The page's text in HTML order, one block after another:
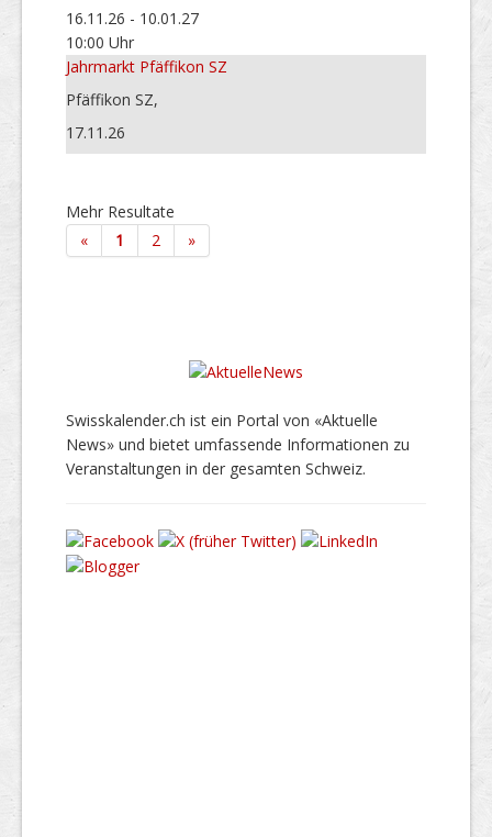
16.11.26 - 10.01.27
10:00 Uhr
Jahrmarkt Pfäffikon SZ
Pfäffikon SZ,
17.11.26
Mehr Resultate
«
1 2 »
Swisskalender.ch ist ein Portal von «Aktuelle
News» und bietet umfassende Informationen zu
Veranstaltungen in der gesamten Schweiz.